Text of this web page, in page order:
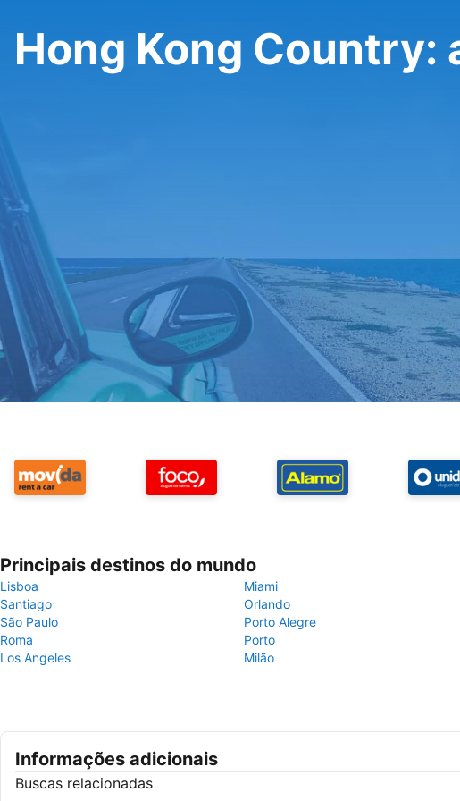
Hong Kong Country:
Principais destinos do mundo
Lisboa
Miami
Santiago
Orlando
São Paulo
Porto Alegre
Roma
Porto
Los Angeles
Milão
Informações adicionais
Buscas relacionadas